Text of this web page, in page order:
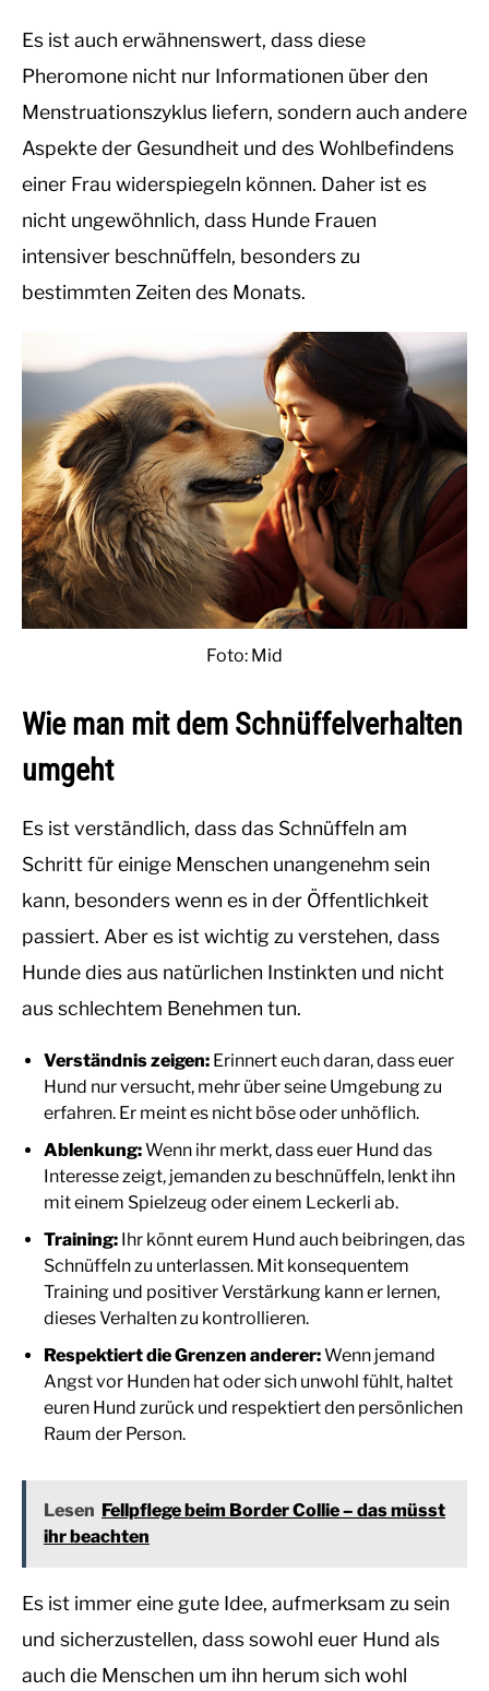
Es ist auch erwähnenswert, dass diese
Pheromone nicht nur Informationen über den
Menstruationszyklus liefern, sondern auch andere
Aspekte der Gesundheit und des Wohlbefindens
einer Frau widerspiegeln können. Daher ist es
nicht ungewöhnlich, dass Hunde Frauen
intensiver beschnüffeln, besonders zu
bestimmten Zeiten des Monats.
Foto: Mid
Wie man mit dem Schnüffelverhalten
umgeht
Es ist verständlich, dass das Schnüffeln am
Schritt für einige Menschen unangenehm sein
kann, besonders wenn es in der Öffentlichkeit
passiert. Aber es ist wichtig zu verstehen, dass
Hunde dies aus natürlichen Instinkten und nicht
aus schlechtem Benehmen tun.
Verständnis zeigen: Erinnert euch daran, dass euer
Hund nur versucht, mehr über seine Umgebung zu
erfahren. Er meint es nicht böse oder unhöflich.
Ablenkung:Wenn ihr merkt, dass euer Hund das
Interesse zeigt, jemanden zu beschnüffeln, lenkt ihn
mit einem Spielzeug oder einem Leckerli ab.
Training: Ihr könnt eurem Hund auch beibringen, das
Schnüffeln zu unterlassen. Mit konsequentem
Training und positiver Verstärkung kann er lernen,
dieses Verhalten zu kontrollieren.
Respektiert die Grenzen anderer:Wenn jemand
Angst vor Hunden hat oder sich unwohl fühlt, haltet
euren Hund zurück und respektiert den persönlichen
Raum der Person.
Lesen Fellpflege beim Border Collie – das müsst
ihr beachten
Es ist immer eine gute Idee, aufmerksam zu sein
und sicherzustellen, dass sowohl euer Hund als
auch die Menschen um ihn herum sich wohl